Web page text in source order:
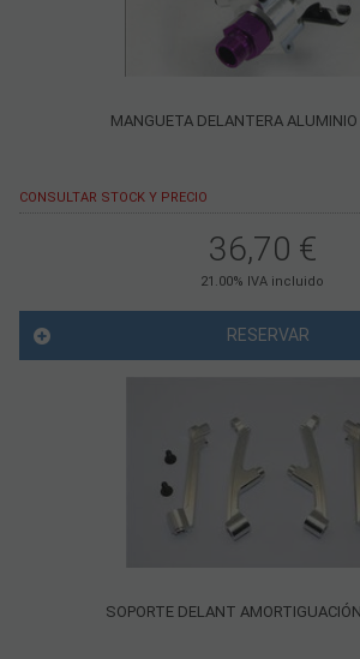
MANGUETA DELANTERA
CONSULTAR STOCK Y PRECIO
36,70 €
21.00% IVA incluido
RESERVAR
SOPORTE DELANT